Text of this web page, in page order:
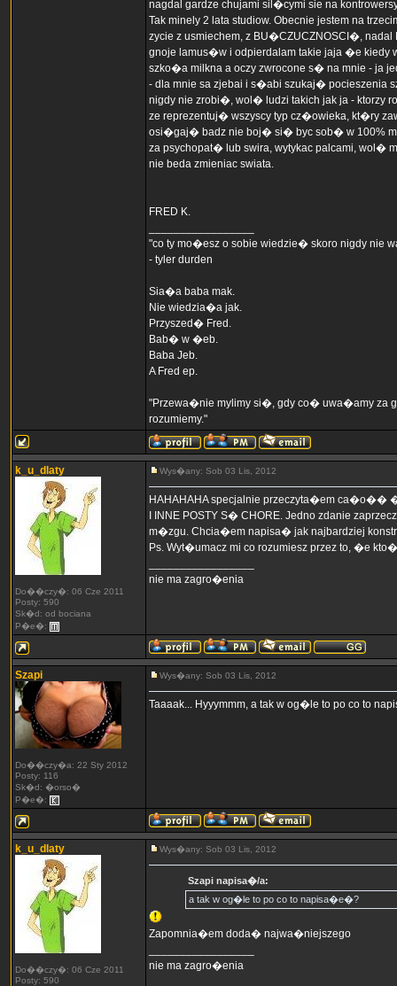
nagdal gardze chujami sil�cymi sie na
Tak minely 2 lata studiow. Obecnie jestem na
zycie z usmiechem, z BU�CZUCZNOSCI�, nadal
gnoje lamus�w i odpierdalam takie jaja �e kiedy
szko�a milkna a oczy zwrocone s� na mnie - ja
- dla mnie sa zjebai i s�abi szukaj� pocieszenia
nigdy nie zrobi�, wol� ludzi takich jak ja - ktorzy
ze reprezentuj� wszyscy typ cz�owieka, kt�ry
osi�gaj� badz nie boj� si� byc sob� w 100%
za psychopat� lub swira, wytykac palcami, wol�
nie beda zmieniac swiata.
FRED K.
"co ty mo�esz o sobie wiedzie� skoro nigdy nie
- tyler durden
Sia�a baba mak.
Nie wiedzia�a jak.
Przyszed� Fred.
Bab� w �eb.
Baba Jeb.
A Fred ep.
"Przewa�nie mylimy si�, gdy co� uwa�amy za
rozumiemy."
k_u_dlaty
Do��czy�: 06 Cze 2011
Posty: 590
Sk�d: od bociana
P�e�:
Wys�any: Sob 03 Lis, 2012
HAHAHAHA specjalnie przeczyta�em ca�o��
I INNE POSTY S� CHORE. Jedno zdanie
m�zgu. Chcia�em napisa� jak najbardziej
Ps. Wyt�umacz mi co rozumiesz przez to, �e
nie ma zagro�enia
Szapi
Do��czy�a: 22 Sty 2012
Posty: 116
Sk�d: �orso�
P�e�:
Wys�any: Sob 03 Lis, 2012
Taaaak... Hyyymmm, a tak w og�le to po co to
k_u_dlaty
Do��czy�: 06 Cze 2011
Posty: 590
Wys�any: Sob 03 Lis, 2012
Szapi napisa�/a:
a tak w og�le to po co to napisa�e�?
Zapomnia�em doda� najwa�niejszego
nie ma zagro�enia